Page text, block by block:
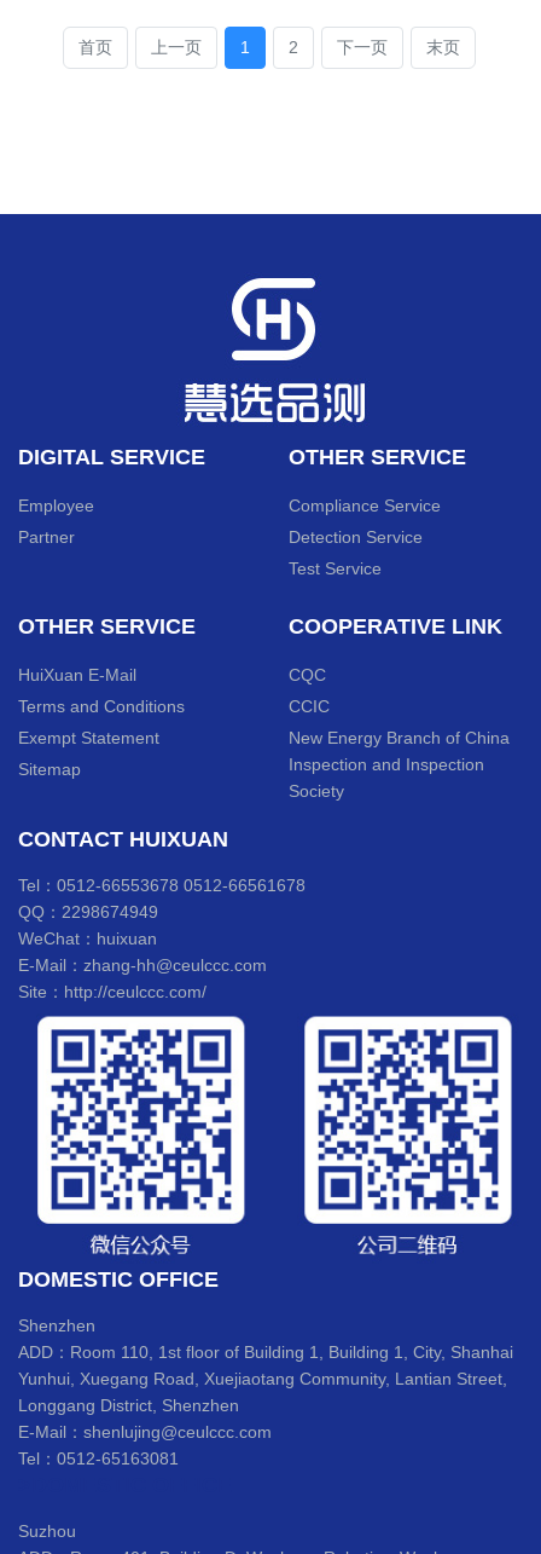
首页 上一页 1 2 下一页 末页
DIGITAL SERVICE
Employee
Partner
OTHER SERVICE
Compliance Service
Detection Service
Test Service
OTHER SERVICE
HuiXuan E-Mail
Terms and Conditions
Exempt Statement
Sitemap
COOPERATIVE LINK
CQC
CCIC
New Energy Branch of China
Inspection and Inspection
Society
CONTACT HUIXUAN
Tel：0512-66553678 0512-66561678
QQ：2298674949
WeChat：huixuan
E-Mail：zhang-hh@ceulccc.com
Site：http://ceulccc.com/
DOMESTIC OFFICE
Shenzhen
ADD：Room 110, 1st floor of Building 1, Building 1, City, Shanhai
Yunhui, Xuegang Road, Xuejiaotang Community, Lantian Street,
Longgang District, Shenzhen
E-Mail：shenlujing@ceulccc.com
Tel：0512-65163081
Suzhou